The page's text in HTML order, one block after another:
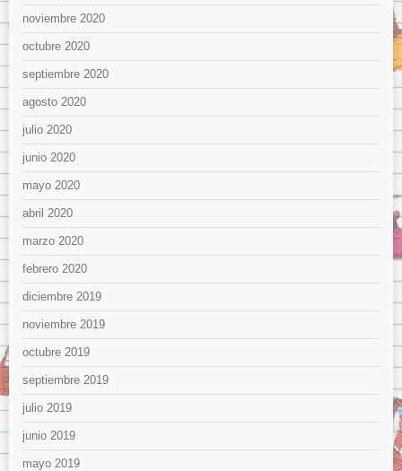
noviembre 2020
octubre 2020
septiembre 2020
agosto 2020
julio 2020
junio 2020
mayo 2020
abril 2020
marzo 2020
febrero 2020
diciembre 2019
noviembre 2019
octubre 2019
septiembre 2019
julio 2019
junio 2019
mayo 2019